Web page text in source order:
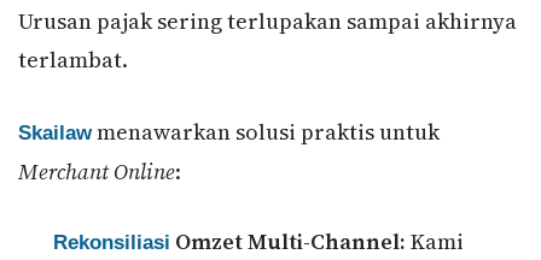
Urusan pajak sering terlupakan sampai akhirnya
terlambat.
Skailawmenawarkan solusi praktis untuk
Merchant Online:
Rekonsiliasi Omzet Multi-Channel: Kami